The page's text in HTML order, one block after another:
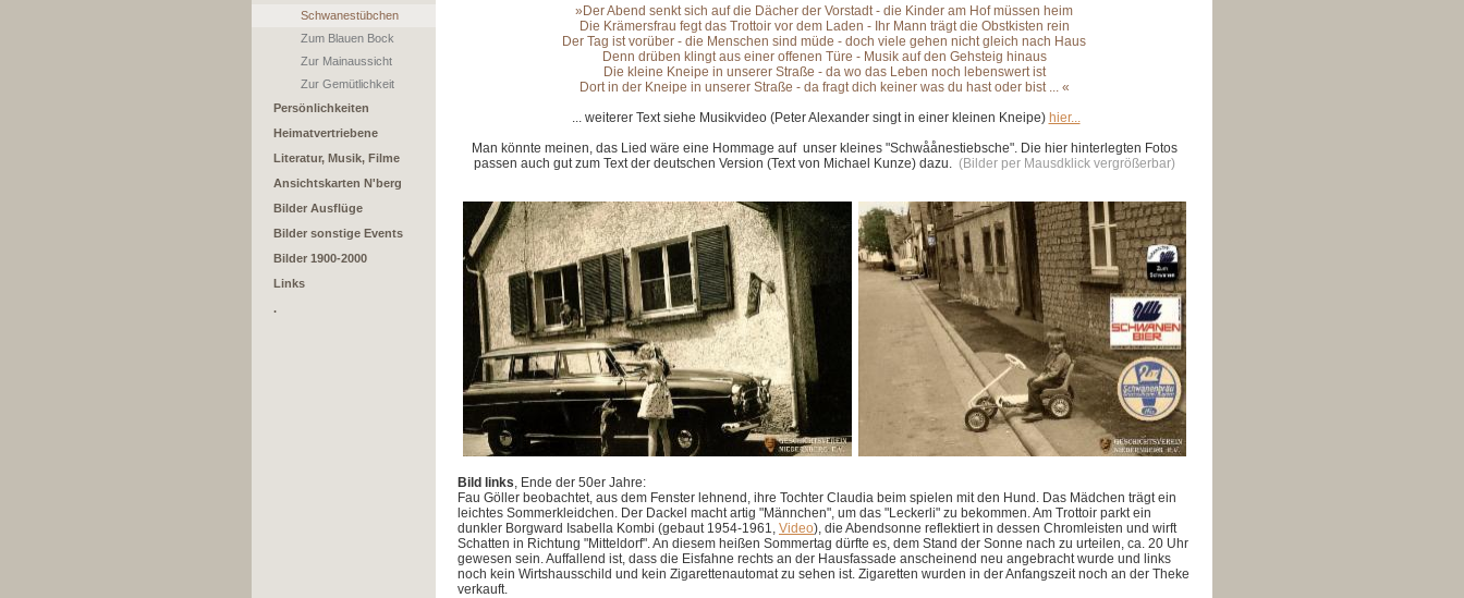
Schwanestübchen
Zum Blauen Bock
Zur Mainaussicht
Zur Gemütlichkeit
Persönlichkeiten
Heimatvertriebene
Literatur, Musik, Filme
Ansichtskarten N'berg
Bilder Ausflüge
Bilder sonstige Events
Bilder 1900-2000
Links
.
»Der Abend senkt sich auf die Dächer der Vorstadt - die Kinder am Hof müssen heim
Die Krämersfrau fegt das Trottoir vor dem Laden - Ihr Mann trägt die Obstkisten rein
Der Tag ist vorüber - die Menschen sind müde - doch viele gehen nicht gleich nach Haus
Denn drüben klingt aus einer offenen Türe - Musik auf den Gehsteig hinaus
Die kleine Kneipe in unserer Straße - da wo das Leben noch lebenswert ist
Dort in der Kneipe in unserer Straße - da fragt dich keiner was du hast oder bist ... «
... weiterer Text siehe Musikvideo (Peter Alexander singt in einer kleinen Kneipe) hier...
Man könnte meinen, das Lied wäre eine Hommage auf unser kleines "Schwåånestiebsche". Die hier hinterlegten Fotos
passen auch gut zum Text derdeutschen Version (Text von Michael Kunze) dazu. (Bilder per Mausdklick vergrößerbar)
Bild links, Ende der 50er Jahre:
Fau Göller beobachtet, aus dem Fenster lehnend, ihre Tochter Claudia beim spielen mit den Hund. Das Mädchen trägt ein
leichtes Sommerkleidchen. Der Dackel macht artig "Männchen", um das "Leckerli" zu bekommen. Am Trottoir parkt ein
dunkler Borgward Isabella Kombi (gebaut 1954-1961, Video), die Abendsonne reflektiert in dessen Chromleisten und wirft
Schatten in Richtung "Mitteldorf". An diesem heißen Sommertag dürfte es, dem Stand der Sonne nach zu urteilen, ca. 20 Uhr
gewesen sein. Auffallend ist, dass die Eisfahne rechts an der Hausfassade anscheinend neu angebracht wurde und links
noch kein Wirtshausschild und kein Zigarettenautomat zu sehen ist. Zigaretten wurden in der Anfangszeit noch an der Theke
verkauft.